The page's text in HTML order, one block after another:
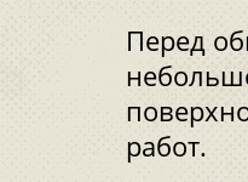
Перед
работ.